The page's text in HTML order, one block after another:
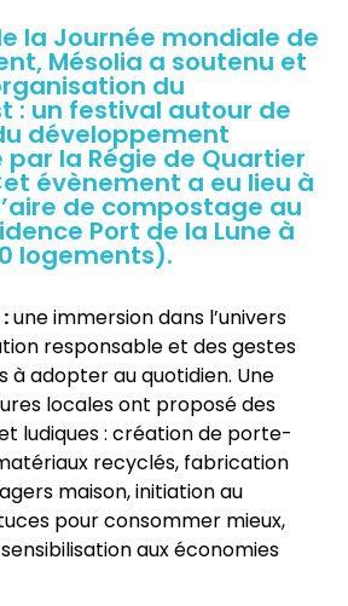
la Journée mondiale de
Mésolia a soutenu et
du
: un festival autour de
développement
la Régie de Quartier
évènement a eu lieu à
de compostage au
Port de la Lune à
logements).
une immersion dans l’univers
responsable et des gestes
à adopter au quotidien. Une
locales ont proposé des
ludiques : création de porte-
recyclés, fabrication
maison, initiation au
pour consommer mieux,
aux économies